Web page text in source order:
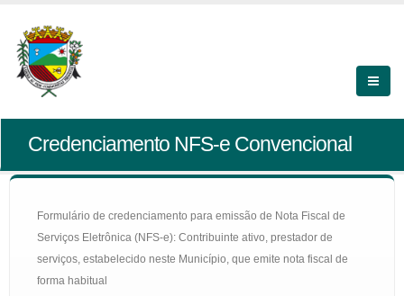
Credenciamento NFS-e Convencional
Formulário de credenciamento para emissão de Nota Fiscal de
Serviços Eletrônica (NFS-e): Contribuinte ativo, prestador de
serviços, estabelecido neste Município, que emite nota fiscal de
forma habitual